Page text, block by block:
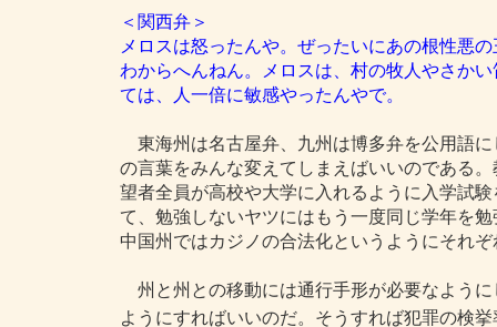
＜関西弁＞
メロスは怒ったんや。ぜったいにあの根性悪
わからへんねん。メロスは、村の牧人やさか
ては、人一倍に敏感やったんやで。
東海州は名古屋弁、九州は博多弁を公用語
の言葉をみんな変えてしまえばいいのである
望者全員が高校や大学に入れるように入学試
て、勉強しないヤツにはもう一度同じ学年を
中国州ではカジノの合法化というようにそれ
州と州との移動には通行手形が必要なよう
ようにすればいいのだ。そうすれば犯罪の検